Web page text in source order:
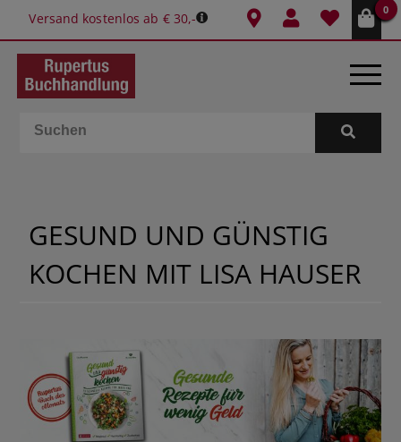
Versand kostenlos ab € 30,-
0
BÜCHER
SPIELE
GESCHENKIDEEN & MEHR
BUCHTIPPS
GESUND UND GÜNSTIG
KOCHEN MIT LISA HAUSER